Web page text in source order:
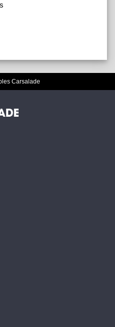
Carsalade